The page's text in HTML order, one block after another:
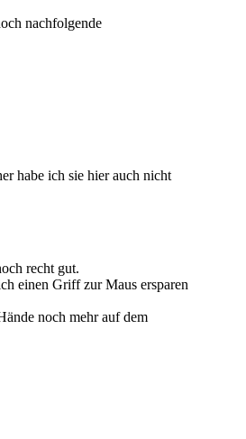
nachfolgende
habe ich sie hier auch nicht
recht gut.
einen Griff zur Maus ersparen
noch mehr auf dem